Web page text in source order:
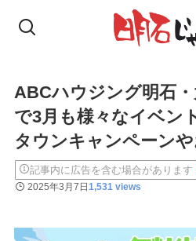
ABCハウジング明石
で3月も様々なイベン
タウンキャンペーン
記事内に広告を含む場合があります
2025年3月7日1,531 views